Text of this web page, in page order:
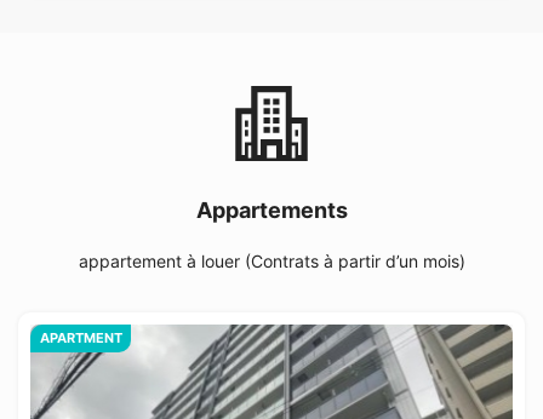
Appartements
appartement à louer (Contrats à partir d’un mois)
APARTMENT